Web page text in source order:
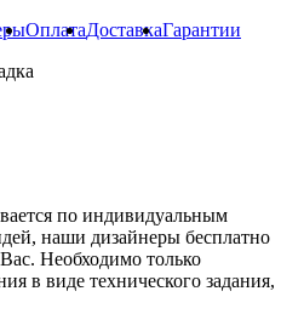
ОплатаДоставкаГарантии
по индивидуальным
наши дизайнеры бесплатно
Необходимо только
в виде технического задания,